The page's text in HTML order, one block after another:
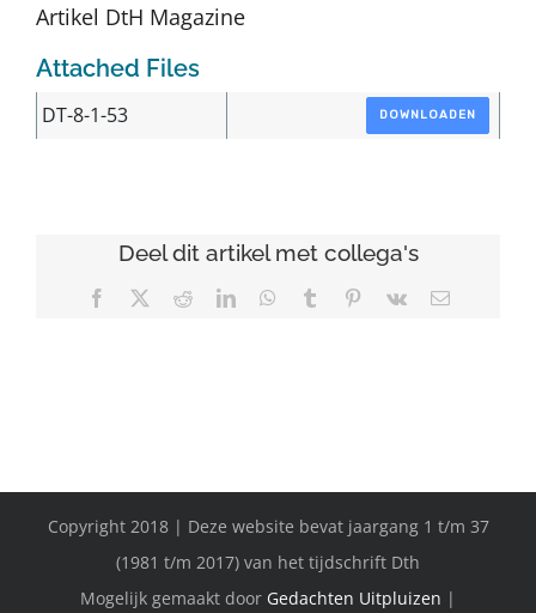
Artikel DtH Magazine
Attached Files
DT-8-1-53 DOWNLOADEN
Deel dit artikel met collega's
Facebook RedditLinkedInWhatsApp
Tumblr Pinterest
Vk
E-
Copyright 2018 | Deze website bevat jaargang 1 t/m 37
(1981 t/m 2017) van het tijdschrift Dth
Mogelijk gemaakt door Gedachten Uitpluizen |